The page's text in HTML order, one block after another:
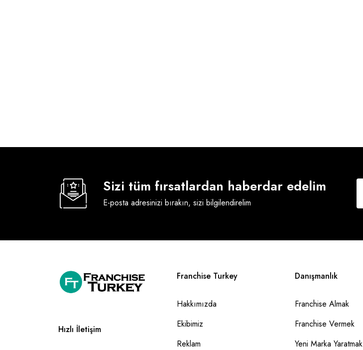
Sizi tüm fırsatlardan haberdar edelim
E-posta adresinizi bırakın, sizi bilgilendirelim
Hızlı İletişim
Franchise Turkey
Hakkımızda
Ekibimiz
Reklam
Danışmanlık
Franchise Almak
Franchise Vermek
Yeni Marka Yaratmak